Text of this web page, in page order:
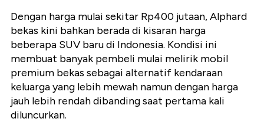
Dengan harga mulai sekitar Rp400 jutaan, Alphard
bekas kini bahkan berada di kisaran harga
beberapa SUV baru di Indonesia. Kondisi ini
membuat banyak pembeli mulai melirik mobil
premium bekas sebagai alternatif kendaraan
keluarga yang lebih mewah namun dengan harga
jauh lebih rendah dibanding saat pertama kali
diluncurkan.